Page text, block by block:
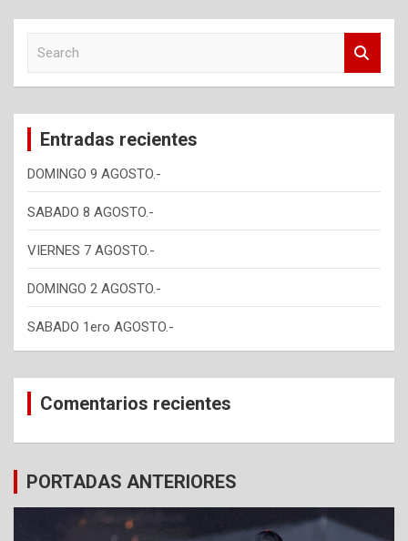
c
Entradas recientes
DOMINGO 9 AGOSTO.-
SABADO 8 AGOSTO.-
VIERNES 7 AGOSTO.-
DOMINGO 2 AGOSTO.-
SABADO 1ero AGOSTO.-
Comentarios recientes
PORTADAS ANTERIORES